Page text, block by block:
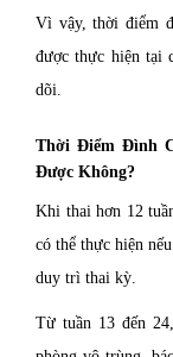
Vì vậy, thời điểm
được thực hiện tại
dõi.
Thời Điểm Đình
Được Không?
Khi thai hơn 12
có thể thực hiện
duy trì thai kỳ.
Từ tuần 13 đến